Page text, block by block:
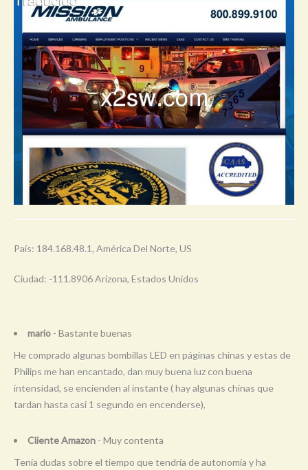
País: 184.168.48.1, América Del Norte, US
Ciudad: -111.8906 Arizona, Estados Unidos
mario - Bastante buenas
He comprado algunas bombillas LED en páginas chinas y estas de
Philips me han encantado, dan muy buena luz con buena
intensidad, se encienden al instante ( hay algunas chinas que
tardan hasta casi 1 segundo en encenderse),
Cliente Amazon - Muy contenta
Tenía dudas sobre el tiempo que tendría de autonomía y ha